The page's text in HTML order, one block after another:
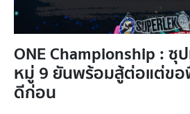
ONE Championship : ซุ
หมู่ 9 ยันพร้อมสู้ต่อแต่ขอ
ดีก่อน